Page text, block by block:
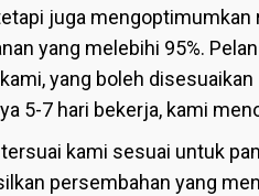
juga
yang melebihi 95%.
yang boleh
5-7 hari bekerja, kami
kami sesuai untuk
persembahan yang